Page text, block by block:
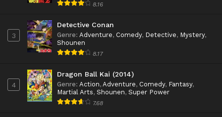
8.16
3
Detective Conan
Genre: Adventure, Comedy, Detective, Mystery,
Shounen
8.17
4
Dragon Ball Kai (2014)
Genre: Action, Adventure, Comedy, Fantasy,
Martial Arts, Shounen, Super Power
7.68